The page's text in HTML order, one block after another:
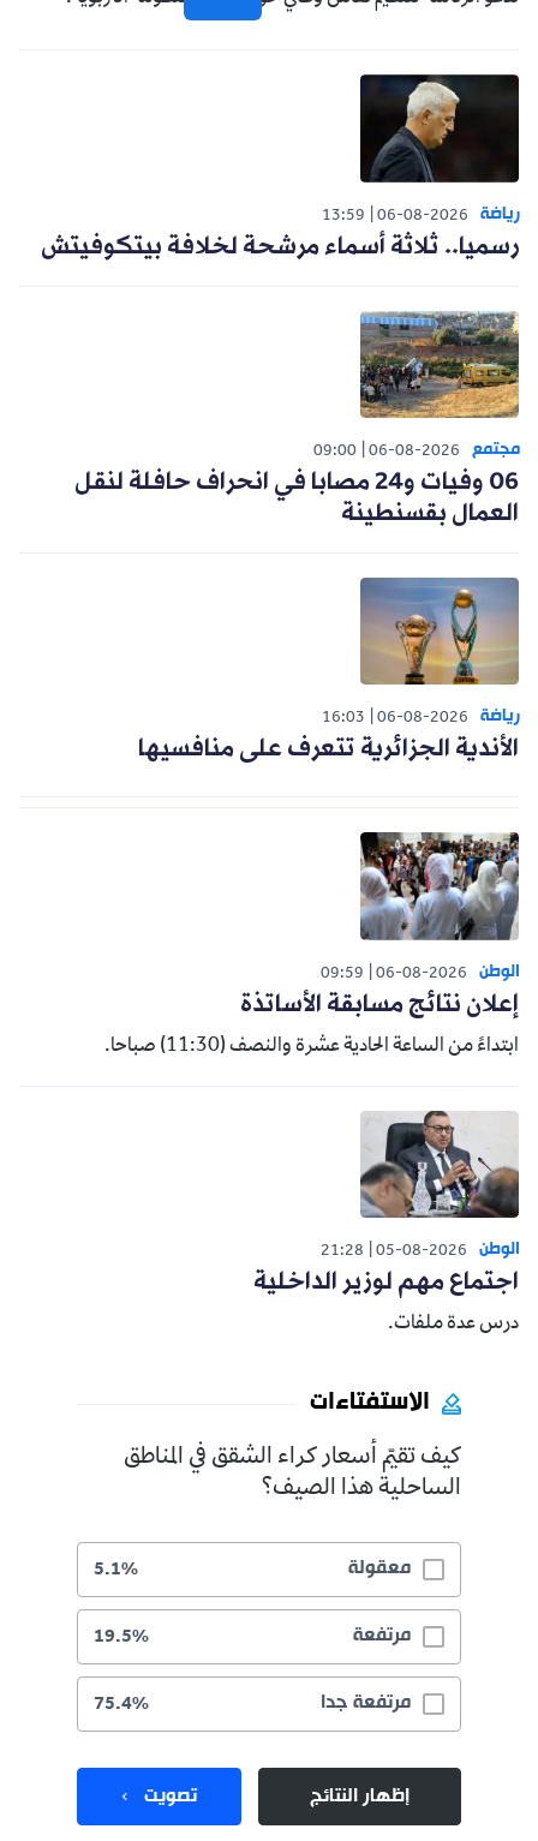
رياضة 06-08-2026
13:59
رسميا.. ثلاثة أسماء مرشحة لخلافة بيتكوفيتش
مجتمع 06-08-2026
09:00
06 وفيات و24 مصابا في انحراف حافلة لنقل
العمال بقسنطينة
رياضة 06-08-2026
16:03
الأندية الجزائرية تتعرف على منافسيها
الوطن 06-08-2026
09:59
إعلان نتائج مسابقة الأساتذة
ابتداءً من الساعة الحادية عشرة والنصف (11:30) صباحا.
الوطن 05-08-2026
21:28
اجتماع مهم لوزير الداخلية
درس عدة ملفات.
الاستفتاءات
كيف تقيّم أسعار كراء الشقق في المناطق
الساحلية هذا الصيف؟
معقولة 5.1%
مرتفعة 19.5%
مرتفعة جدا 75.4%
إظهار النتائج تصويت